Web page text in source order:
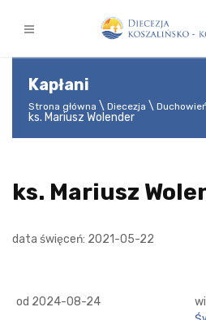
Kapłani
Strona główna Diecezja
ks. Mariusz Wolender
ks. Mariusz
data święceń: 2021-05-22
od 2024-08-24